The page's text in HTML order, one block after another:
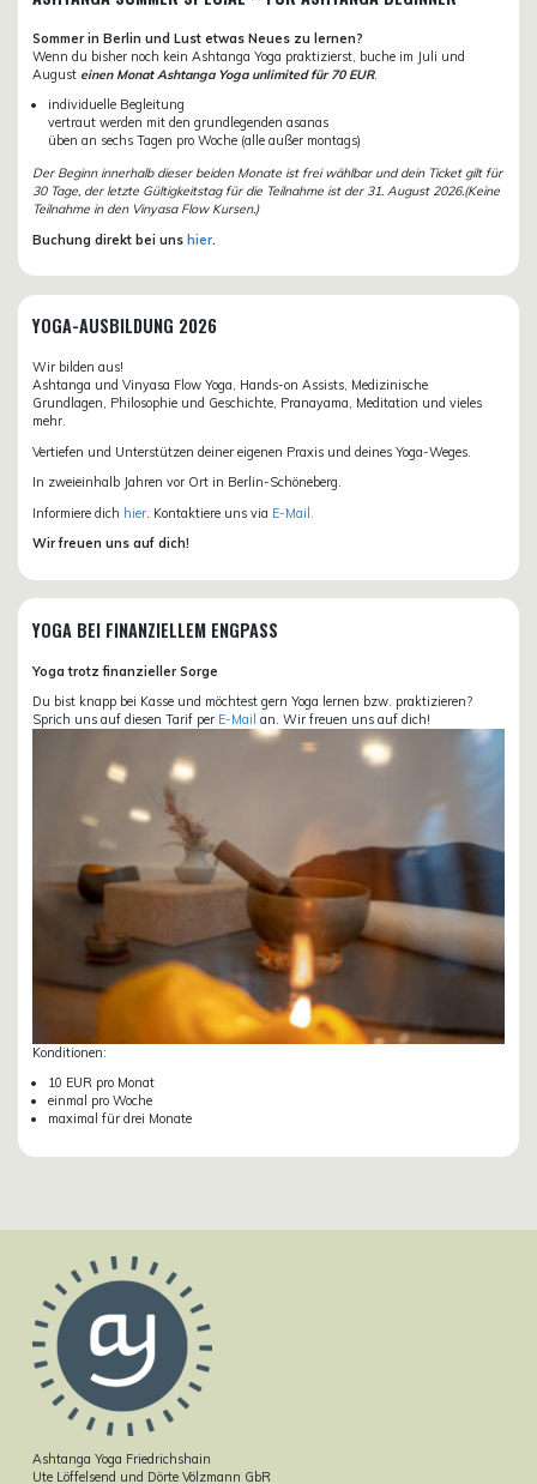
Sommer in Berlin und Lust etwas Neues zu lernen?
Wenn du bisher noch kein Ashtanga Yoga praktizierst, buche im Juli und
August einen Monat Ashtanga Yoga unlimited für 70 EUR.
individuelle Begleitung
vertraut werden mit den grundlegenden asanas
üben an sechs Tagen pro Woche (alle außer montags)
Der Beginn innerhalb dieser beiden Monate ist frei wählbar und dein Ticket gilt für
30 Tage, der letzte Gültigkeitstag für die Teilnahme ist der 31. August 2026.(Keine
Teilnahme in den Vinyasa Flow Kursen.)
Buchung direkt bei uns hier.
YOGA-AUSBILDUNG 2026
Wir bilden aus!
Ashtanga und Vinyasa Flow Yoga, Hands-on Assists, Medizinische
Grundlagen, Philosophie und Geschichte, Pranayama, Meditation und vieles
mehr.
Vertiefen und Unterstützen deiner eigenen Praxis und deines Yoga-Weges.
In zweieinhalb Jahren vor Ort in Berlin-Schöneberg.
Informiere dich hier . Kontaktiere uns via E-Mail.
Wir freuen uns auf dich!
YOGA BEI FINANZIELLEM ENGPASS
Yoga trotz finanzieller Sorge
Du bist knapp bei Kasse und möchtest gern Yoga lernen bzw. praktizieren?
Sprich uns auf diesen Tarif per E-Mail an. Wir freuen uns auf dich!
Konditionen:
10 EUR pro Monat
einmal pro Woche
maximal für drei Monate
Ashtanga Yoga Friedrichshain
Ute Löffelsend und Dörte Völzmann GbR